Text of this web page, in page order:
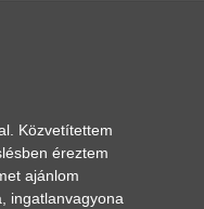
Közvetítettem
éreztem
ajánlom
ingatlanvagyona